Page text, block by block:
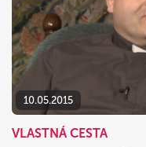
10.05.2015
VLASTNÁ CESTA